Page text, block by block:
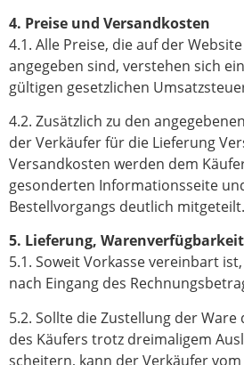
4. Preise und Versandkosten
4.1. Alle Preise, die auf der
angegeben sind, verstehen sich
gültigen gesetzlichen
4.2. Zusätzlich zu den
der Verkäufer für die Lieferung
Versandkosten werden dem
gesonderten Informationsseite
Bestellvorgangs deutlich mitgeteilt.
5. Lieferung, Warenverfügbarkeit
5.1. Soweit Vorkasse vereinbart
nach Eingang des
5.2. Sollte die Zustellung der
des Käufers trotz dreimaligem
scheitern, kann der Verkäufer